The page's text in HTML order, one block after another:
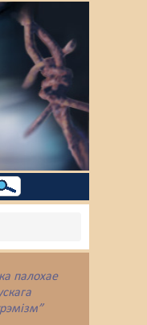
палохае